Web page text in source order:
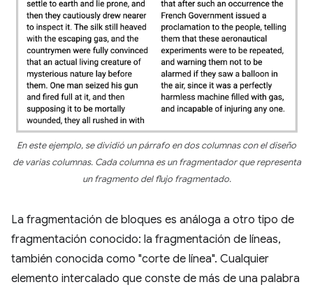
En este ejemplo, se dividió un párrafo en dos columnas con el diseño
de varias columnas. Cada columna es un fragmentador que representa
un fragmento del flujo fragmentado.
La fragmentación de bloques es análoga a otro tipo de
fragmentación conocido: la fragmentación de líneas,
también conocida como "corte de línea". Cualquier
elemento intercalado que conste de más de una palabra